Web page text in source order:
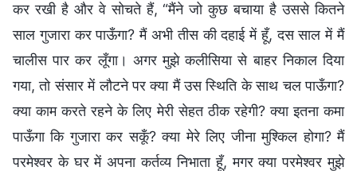
कर रखी है और वे सोचते हैं, “मैंने जो कुछ बचाया है उससे कितने
साल गुजारा कर पाऊँगा? मैं अभी तीस की दहाई में हूँ, दस साल में मैं
चालीस पार कर लूँगा। अगर मुझे कलीसिया से बाहर निकाल दिया
गया, तो संसार में लौटने पर क्या मैं उस स्थिति के साथ चल पाऊँगा?
क्या काम करते रहने के लिए मेरी सेहत ठीक रहेगी? क्या इतना कमा
पाऊँगा कि गुजारा कर सकूँ? क्या मेरे लिए जीना मुश्किल होगा? मैं
परमेश्वर के घर में अपना कर्तव्य निभाता हूँ, मगर क्या परमेश्वर मुझे